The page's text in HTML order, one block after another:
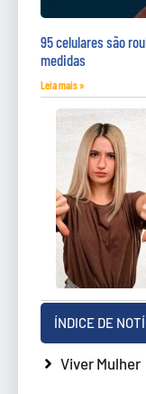
95 celulares são
medidas
Leia mais »
ÍNDICE DE
Viver Mulher